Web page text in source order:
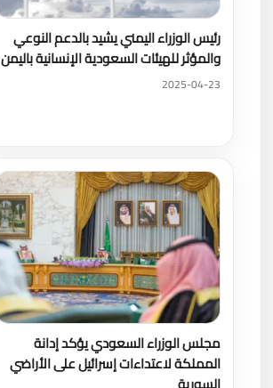
رئيس الوزراء اليمني يشيد بالدعم النوعي
والمؤثر للهيئات السعودية الإنسانية باليمن
2025-04-23
مجلس الوزراء السعودي يؤكد إدانة
المملكة لاعتداءات إسرائيل على الأراضي